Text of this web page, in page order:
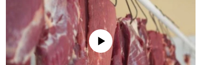
No media source currently available